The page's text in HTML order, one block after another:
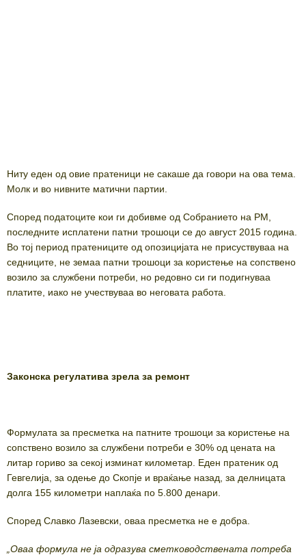
Ниту еден од овие пратеници не сакаше да говори на ова тема.
Молк и во нивните матични партии.
Според податоците кои ги добивме од Собранието на РМ,
последните исплатени патни трошоци се до август 2015 година.
Во тој период пратениците од опозицијата не присуствуваа на
седниците, не земаа патни трошоци за користење на сопствено
возило за службени потреби, но редовно си ги подигнуваа
платите, иако не учествуваа во неговата работа.
Законска регулатива зрела за ремонт
Формулата за пресметка на патните трошоци за користење на
сопствено возило за службени потреби е 30% од цената на
литар гориво за секој изминат километар. Еден пратеник од
Гевгелија, за одење до Скопје и враќање назад, за делницата
долга 155 километри наплаќа по 5.800 денари.
Според Славко Лазевски, оваа пресметка не е добра.
„Оваа формула не ја одразува сметководствената потреба